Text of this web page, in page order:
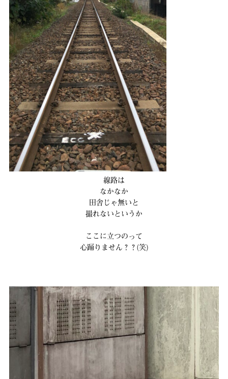
線路は
なかなか
田舎じゃ無いと
撮れないというか
ここに立つのって
心踊りません？？(笑)